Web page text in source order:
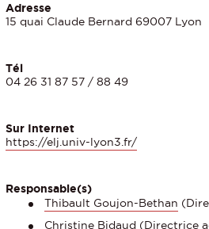
Adresse
15 quai Claude Bernard 69007 Lyon
Tél
04 26 31 87 57 / 88 49
Sur Internet
https://elj.univ-lyon3.fr/
Responsable(s)
Thibault Goujon-Bethan
Christine Bidaud (Directrice